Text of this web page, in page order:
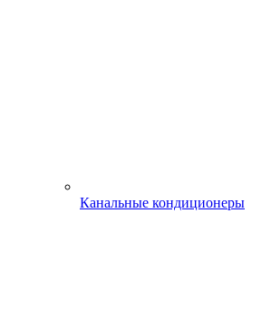
Канальные кондиционеры